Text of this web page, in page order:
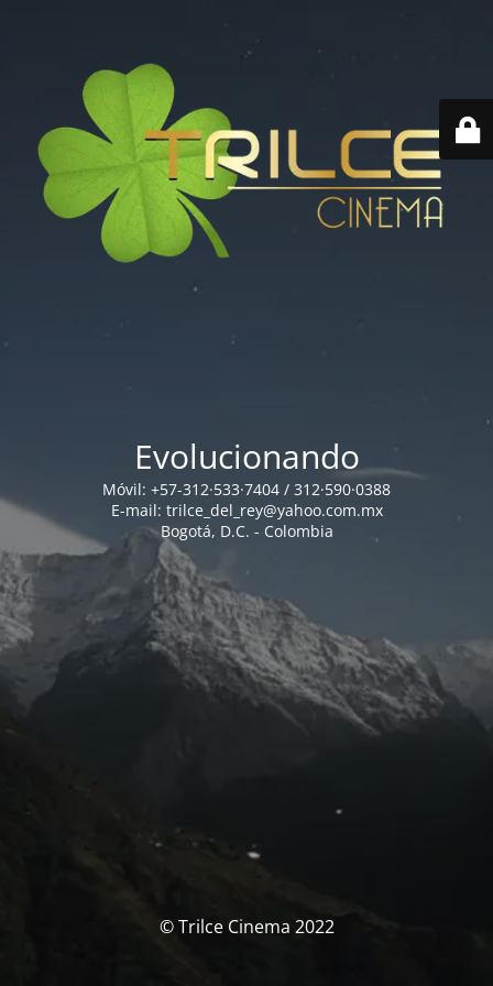
Evolucionando
Móvil: +57-312·533·7404 / 312·590·0388
E-mail: trilce_del_rey@yahoo.com.mx
Bogotá, D.C. - Colombia
© Trilce Cinema 2022